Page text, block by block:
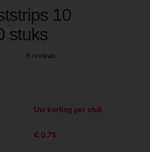
10
stuks
Uw korting per stuk
€ 0,75